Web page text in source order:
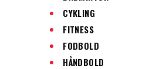
CYKLING
FITNESS
FODBOLD
HÅNDBOLD